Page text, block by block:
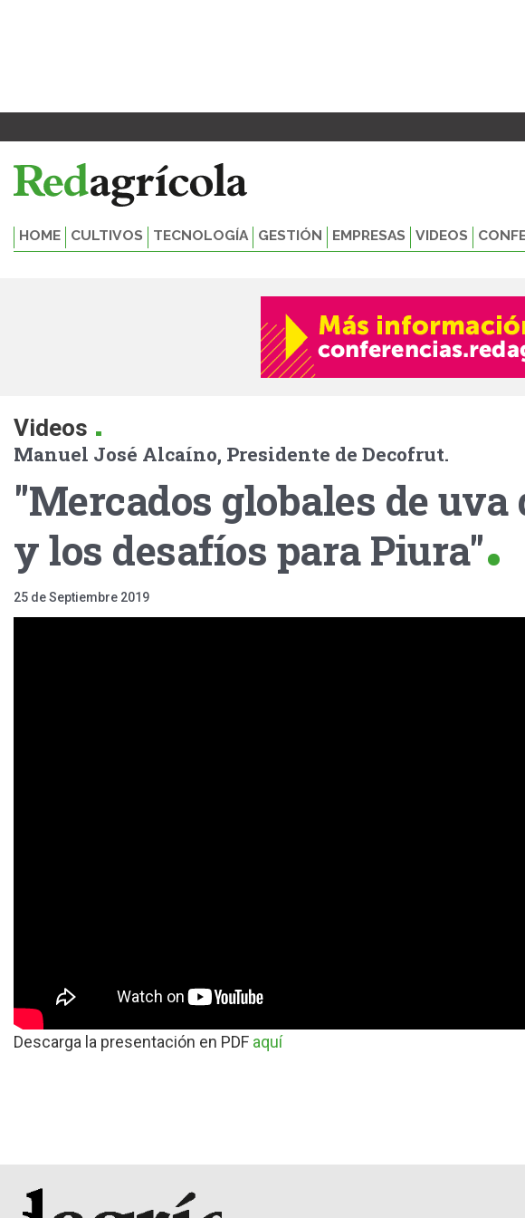
HOME CULTIVOS TECNOLOGÍA GESTIÓN EMPRESAS VIDEOS
Videos .
Manuel José Alcaíno, Presidente de Decofrut.
"Mercados globales de uva
y los desafíos para Piura"
25 de Septiembre 2019
Descarga la presentación en PDF aquí